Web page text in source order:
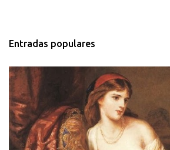
Entradas populares